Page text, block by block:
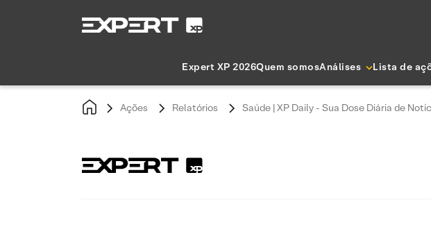
Expert XP 2026Quem somosAnálises Lista de
Ações Relatórios Saúde | XP Daily - Sua Dose Diária de